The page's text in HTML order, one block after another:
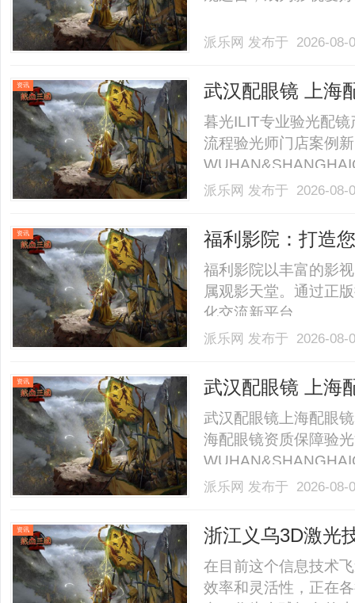
派乐网 发布于 2026-
资讯 武汉配眼镜 上海
暮光ILIT专业验光配
流程验光师门店案例
业验光配镜的写字楼
40%-60%优惠，兼顾
派乐网 发布于 2026-
资讯 福利影院：打造
福利影院以丰富的影
属观影天堂。通过正
化交流新平台。......
派乐网 发布于 2026-
资讯 武汉配眼镜 上海
武汉配眼镜上海配眼
海配眼镜资质保障验
业验光配镜的写字楼
40%-60%优惠，兼顾
派乐网 发布于 2026-
资讯
浙江义乌3D激光
南
在目前这个信息技术
效率和灵活性，正在